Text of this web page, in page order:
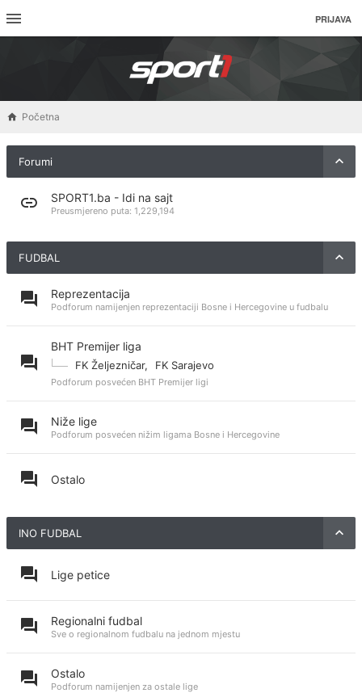
PRIJAVA
Početna
Forumi
SPORT1.ba - Idi na sajt
Preusmjereno puta: 1,229,194
FUDBAL
Reprezentacija
Podforum namijenjen reprezentaciji Bosne i Hercegovine u fudbalu
BHT Premijer liga
FK Željezničar, FK Sarajevo
Podforum posvećen BHT Premijer ligi
Niže lige
Podforum posvećen nižim ligama Bosne i Hercegovine
Ostalo
INO FUDBAL
Lige petice
Regionalni fudbal
Sve o regionalnom fudbalu na jednom mjestu
Ostalo
Podforum namijenjen za ostale lige